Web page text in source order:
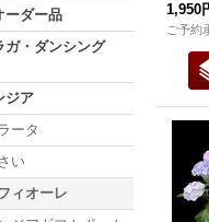
ーダー品
ガ・ダンシング
ジア
ータ
い
ィオーレ
1,950
ご予約